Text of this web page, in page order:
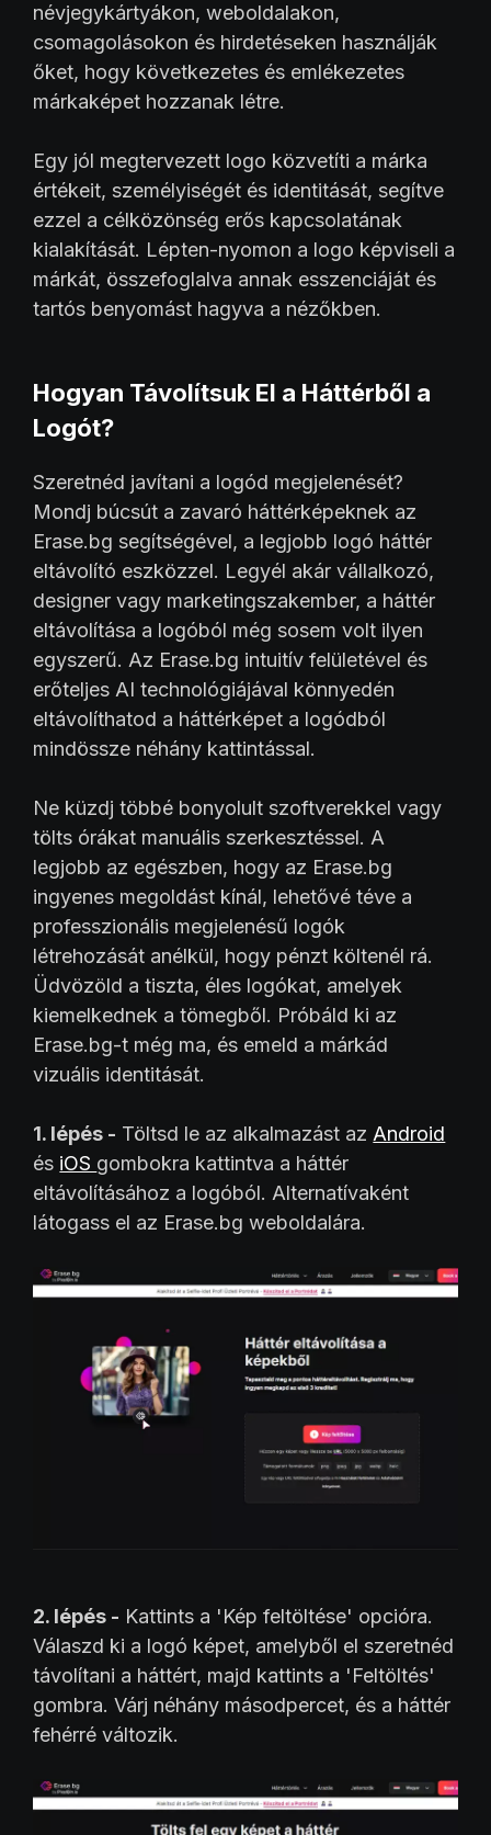
névjegykártyákon, weboldalakon,
csomagolásokon és hirdetéseken használják
őket, hogy következetes és emlékezetes
márkaképet hozzanak létre.
Egy jól megtervezett logo közvetíti a márka
értékeit, személyiségét és identitását, segítve
ezzel a célközönség erős kapcsolatának
kialakítását. Lépten-nyomon a logo képviseli a
márkát, összefoglalva annak esszenciáját és
tartós benyomást hagyva a nézőkben.
Hogyan Távolítsuk El a Háttérből a
Logót?
Szeretnéd javítani a logód megjelenését?
Mondj búcsút a zavaró háttérképeknek az
Erase.bg segítségével, a legjobb logó háttér
eltávolító eszközzel. Legyél akár vállalkozó,
designer vagy marketingszakember, a háttér
eltávolítása a logóból még sosem volt ilyen
egyszerű. Az Erase.bg intuitív felületével és
erőteljes AI technológiájával könnyedén
eltávolíthatod a háttérképet a logódból
mindössze néhány kattintással.
Ne küzdj többé bonyolult szoftverekkel vagy
tölts órákat manuális szerkesztéssel. A
legjobb az egészben, hogy az Erase.bg
ingyenes megoldást kínál, lehetővé téve a
professzionális megjelenésű logók
létrehozását anélkül, hogy pénzt költenél rá.
Üdvözöld a tiszta, éles logókat, amelyek
kiemelkednek a tömegből. Próbáld ki az
Erase.bg-t még ma, és emeld a márkád
vizuális identitását.
1. lépés - Töltsd le az alkalmazást az Android
és iOS gombokra kattintva a háttér
eltávolításához a logóból. Alternatívaként
látogass el az Erase.bg weboldalára.
2. lépés - Kattints a 'Kép feltöltése' opcióra.
Válaszd ki a logó képet, amelyből el szeretnéd
távolítani a háttért, majd kattints a 'Feltöltés'
gombra. Várj néhány másodpercet, és a háttér
fehérré változik.